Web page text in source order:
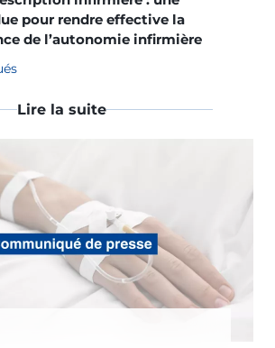
pour rendre effective la
de l’autonomie infirmière
Lire la suite